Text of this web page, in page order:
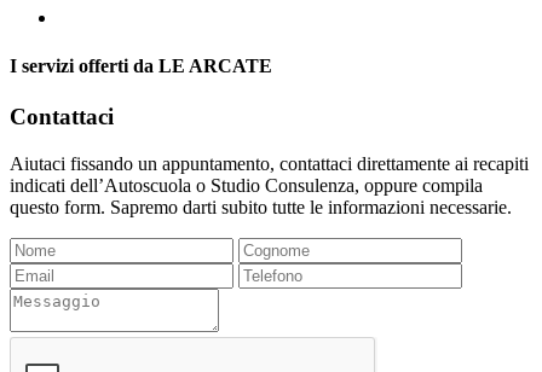
I servizi offerti da LE ARCATE
Contattaci
Aiutaci fissando un appuntamento, contattaci direttamente ai recapiti
indicati dell’Autoscuola o Studio Consulenza, oppure compila
questo form. Sapremo darti subito tutte le informazioni necessarie.